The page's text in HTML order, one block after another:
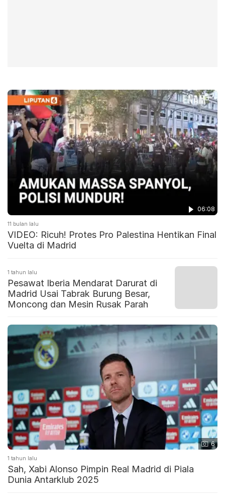
06:08
11 bulan lalu
VIDEO: Ricuh! Protes Pro Palestina Hentikan Final
Vuelta di Madrid
1 tahun lalu
Pesawat Iberia Mendarat Darurat di
Madrid Usai Tabrak Burung Besar,
Moncong dan Mesin Rusak Parah
6
1 tahun lalu
Sah, Xabi Alonso Pimpin Real Madrid di Piala
Dunia Antarklub 2025